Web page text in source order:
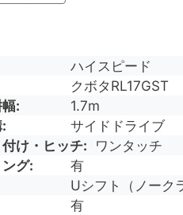
ハイスピード
クボタRL17GST
1.7m
サイドドライブ
け・ヒッチ
ワンタッチ
グ
有
Uシフト（ノーク
有